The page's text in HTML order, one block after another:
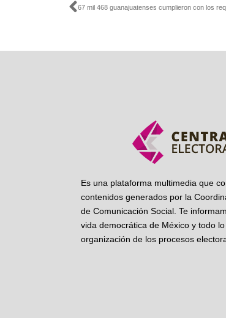
Ant
Es una plataforma multimedia que
contenidos generados por la
de Comunicación Social. Te
vida democrática de México y todo
organización de los procesos